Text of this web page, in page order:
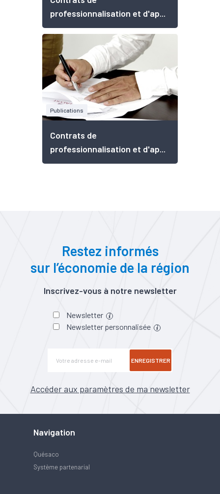
professionnalisation et d'ap...
Publications
Contrats de
professionnalisation et d'ap...
Restez informés
sur l’économie de la région
Inscrivez-vous à notre newsletter
Newsletter
Newsletter personnalisée
ENREGISTRER
Accéder aux paramètres de ma newsletter
Navigation
Quésaco
Système partenarial